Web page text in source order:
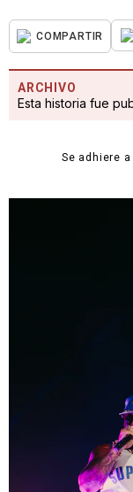
COMPARTIR
ARCHIVO
Esta historia fue
Se adhiere